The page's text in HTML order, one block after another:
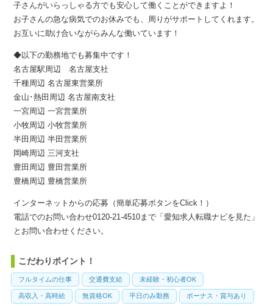
子さんがいらっしゃる方でも安心して働くことができますよ！
お子さんの急な病気でのお休みでも、周りがサポートしてくれます。
お互いに助け合いながらみんな働いています！
◆以下の勤務地でも募集中です！
名古屋駅周辺 名古屋支社
千種周辺 名古屋東営業所
金山･熱田周辺 名古屋南支社
一宮周辺 一宮営業所
小牧周辺 小牧営業所
半田周辺 半田営業所
岡崎周辺 三河支社
豊田周辺 豊田営業所
豊橋周辺 豊橋営業所
インターネットからの応募（簡単応募ボタンをClick！）
電話でのお問い合わせ0120-21-4510まで「愛知求人転職ナビを見た」
とお問い合わせください。
こだわりポイント！
フルタイムの仕事 交通費支給 未経験・初心者OK
高収入・高時給 無資格OK 平日のみ勤務 ボーナス・賞与あり